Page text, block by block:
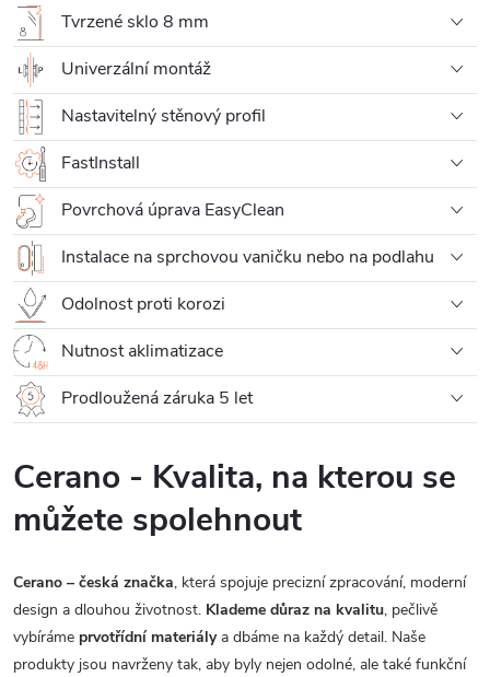
Tvrzené sklo 8 mm
Univerzální montáž
Nastavitelný stěnový profil
FastInstall
Povrchová úprava EasyClean
Instalace na sprchovou vaničku nebo na podlahu
Odolnost proti korozi
Nutnost aklimatizace
Prodloužená záruka 5 let
Cerano - Kvalita, na kterou se
můžete spolehnout
Cerano – česká značka, která spojuje precizní zpracování, moderní
design a dlouhou životnost. Klademe důraz na kvalitu, pečlivě
vybíráme prvotřídní materiálya dbáme na každý detail. Naše
produkty jsou navrženy tak, aby byly nejen odolné, ale také funkční